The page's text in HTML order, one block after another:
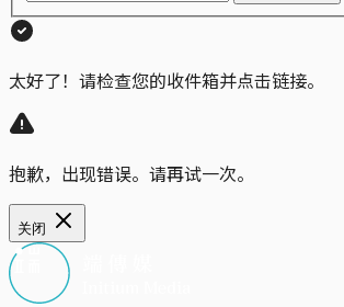
太好了！请检查您的收件箱并点击链接。
抱歉，出现错误。请再试一次。
关闭